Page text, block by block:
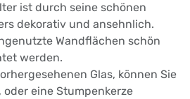
ist durch seine schönen
dekorativ und ansehnlich.
Wandflächen schön
werden.
Glas, können Sie
eine Stumpenkerze